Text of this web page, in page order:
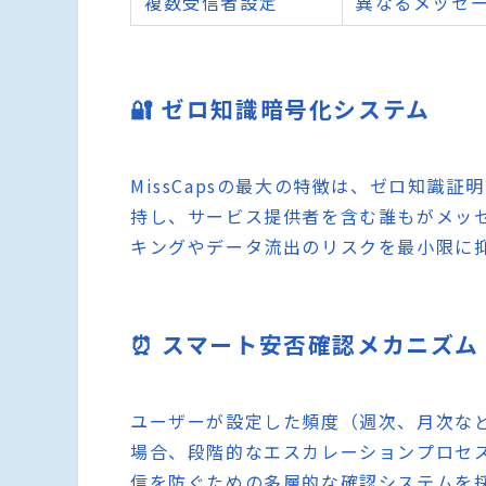
🔐 ゼロ知識暗号化システム
MissCapsの最大の特徴は、ゼロ知識証
持し、サービス提供者を含む誰もがメッ
キングやデータ流出のリスクを最小限に
⏰ スマート安否確認メカニズム
ユーザーが設定した頻度（週次、月次
場合、段階的なエスカレーションプロセ